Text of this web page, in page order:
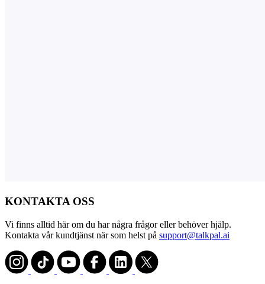
KONTAKTA OSS
Vi finns alltid här om du har några frågor eller behöver hjälp.
Kontakta vår kundtjänst när som helst på support@talkpal.ai